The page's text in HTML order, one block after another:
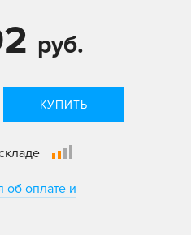
руб.
КУПИТЬ
оплате и